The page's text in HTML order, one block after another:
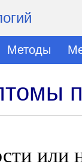
Методы
или